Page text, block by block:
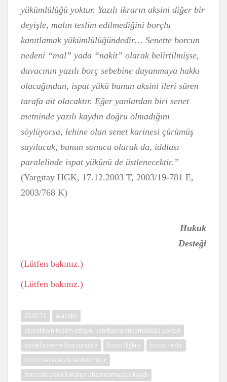
yükümlülüğü yoktur. Yazılı ikrarın aksini diğer bir
deyişle, malın teslim edilmediğini borçlu
kanıtlamak yükümlülüğündedir… Senette borcun
nedeni “mal” yada “nakit” olarak belirtilmişse,
davacının yazılı borç sebebine dayanmaya hakkı
olacağından, ispat yükü bunun aksini ileri süren
tarafa ait olacaktır. Eğer yanlardan biri senet
metninde yazılı kaydın doğru olmadığını
söylüyorsa, lehine olan senet karinesi çürümüş
sayılacak, bunun sonucu olarak da, iddiası
paralelinde ispat yükünü de üstlenecektir.”
(Yargıtay HGK, 17.12.2003 T, 2003/19-781 E,
2003/768 K)
Hukuk
Desteği
(Lütfen bakınız.)
(Lütfen bakınız.)
2500 TL
alacaklı
alacaklının teslim ettiğini kanıtlama yükümlülüğü yoktur
bedel ödeme borcunu ifa
bono ilişkisi
bono nedir
bono nerede düzenlenmiştir
bonoda bedeli malen ahzolunmuştur kaydı